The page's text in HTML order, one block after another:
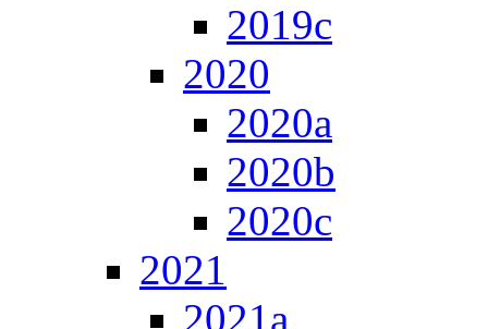
2019c
2020
2020a
2020b
2020c
2021
2021a